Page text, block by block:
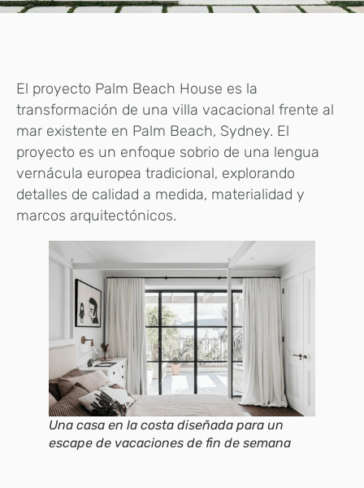
El proyecto Palm Beach House es la
transformación de una villa vacacional frente al
mar existente en Palm Beach, Sydney. El
proyecto es un enfoque sobrio de una lengua
vernácula europea tradicional, explorando
detalles de calidad a medida, materialidad y
marcos arquitectónicos.
Una casa en la costa diseñada para un
escape de vacaciones de fin de semana